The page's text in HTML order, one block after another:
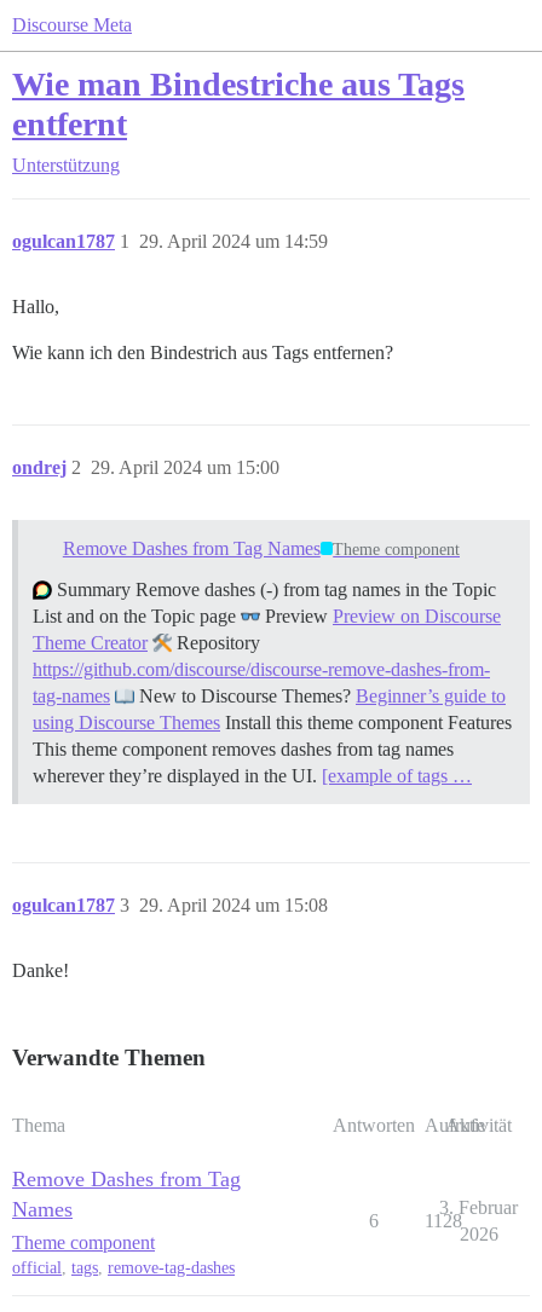
Discourse Meta
Wie man Bindestriche aus Tags
entfernt
Unterstützung
ogulcan1787 29. April 2024 um 14:59
1
Hallo,
Wie kann ich den Bindestrich aus Tags entfernen?
ondrej 29. April 2024 um 15:00
2
Remove Dashes from Tag Names Theme component
Summary Remove dashes (-) from tag names in the Topic
List and on the Topic page
Preview Preview on Discourse
Theme Creator
Repository
https://github.com/discourse/discourse-remove-dashes-from-
tag-names
New to Discourse Themes? Beginner’s guide to
using Discourse Themes Install this theme component Features
This theme component removes dashes from tag names
wherever they’re displayed in the UI. [example of tags …
ogulcan1787 29. April 2024 um 15:08
3
Danke!
Verwandte Themen
Thema Antworten Aufrufe
Aktivität
Remove Dashes from Tag
Names
Theme component
official tags remove-tag-dashes
6 1128
3. Februar
2026